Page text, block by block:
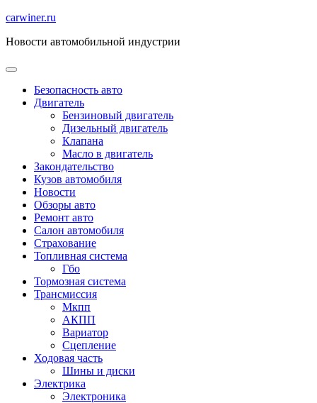
Перейти
содержимому
carwiner.ru
Новости автомобильной индустрии
Безопасность авто
Двигатель
Бензиновый двигатель
Дизельный двигатель
Клапана
Масло в двигатель
Закондательство
Кузов автомобиля
Новости
Обзоры авто
Ремонт авто
Салон автомобиля
Страхование
Топливная система
Гбо
Тормозная система
Трансмиссия
Мкпп
АКПП
Вариатор
Сцепление
Ходовая часть
Шины и диски
Электрика
Электроника